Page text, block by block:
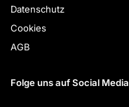
Datenschutz
Cookies
AGB
Folge uns auf Social Media